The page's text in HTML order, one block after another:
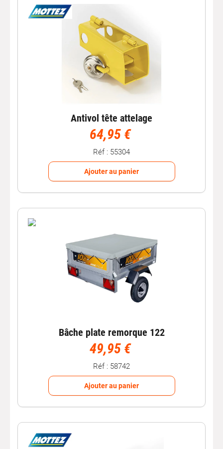
Antivol tête attelage
64,95 €
Réf : 55304
Ajouter au panier
Bâche plate remorque 122
49,95 €
Réf : 58742
Ajouter au panier